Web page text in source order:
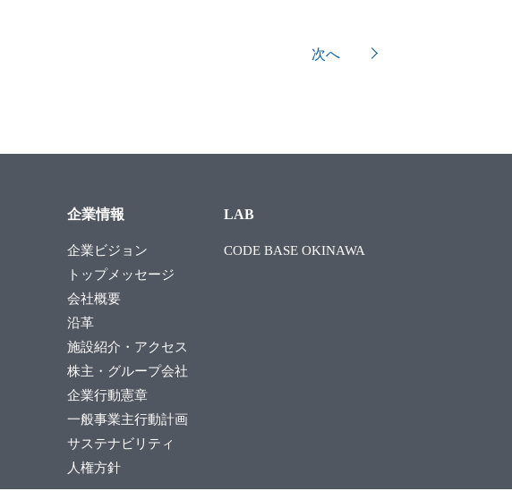
次へ
企業情報
企業ビジョン
トップメッセージ
会社概要
沿革
施設紹介・アクセス
株主・グループ会社
企業行動憲章
一般事業主行動計画
サステナビリティ
人権方針
LAB
CODE BASE OKINAWA